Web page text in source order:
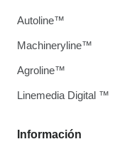
Información
Autoline™
Machineryline™
Agroline™
Linemedia Digital ™